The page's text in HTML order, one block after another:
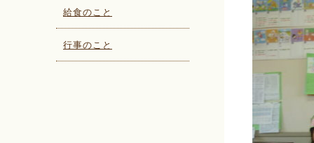
給食のこと
行事のこと